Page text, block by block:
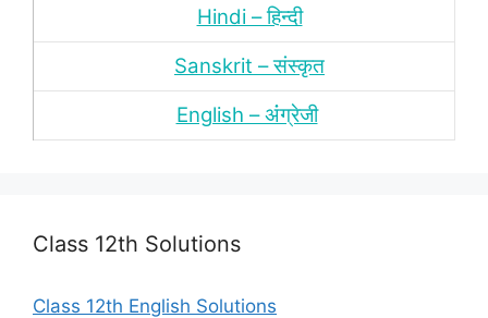
Hindi – हिन्‍दी
Sanskrit – संस्‍कृत
English – अंंग्रेजी
Class 12th Solutions
Class 12th English Solutions